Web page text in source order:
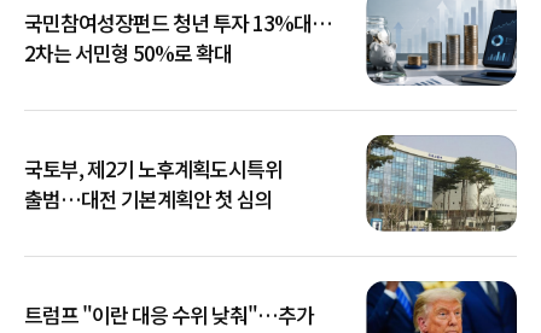
국민참여성장펀드 청년 투자 13%대…
2차는 서민형 50%로 확대
국토부, 제2기 노후계획도시특위
출범…대전 기본계획안 첫 심의
트럼프 "이란 대응 수위 낮춰"…추가